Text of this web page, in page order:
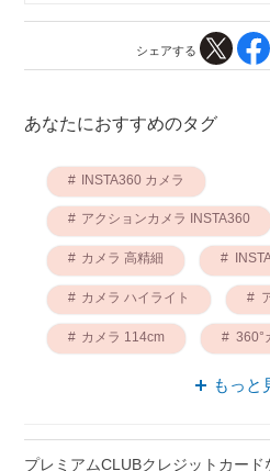
シェアする
あなたにおすすめのタグ
INSTA360 カメラ
アクションカメラ INSTA360
カメラ 高精細
カメラ ハイライト
カメラ 114cm 360°
もっと
プレミアムCLUBクレジットカー